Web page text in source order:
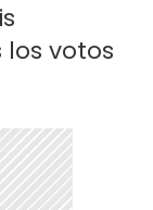
votos